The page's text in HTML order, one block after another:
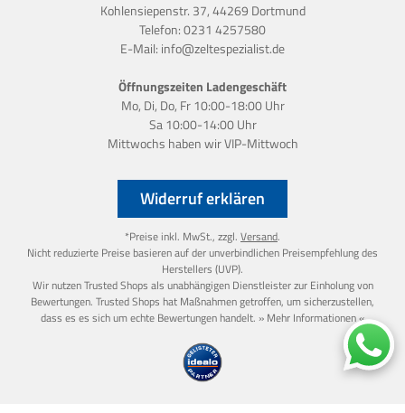
Widerruf erklären
*Preise inkl. MwSt., zzgl. Versand.
Nicht reduzierte Preise basieren auf der unverbindlichen Preisempfehlung des
Herstellers (UVP).
Wir nutzen Trusted Shops als unabhängigen Dienstleister zur Einholung von
Bewertungen. Trusted Shops hat Maßnahmen getroffen, um sicherzustellen,
dass es es sich um echte Bewertungen handelt. » Mehr Informationen «
Kohlensiepenstr. 37, 44269 Dortmund
Telefon:0231 4257580
E-Mail: info@zeltespezialist.de
Öffnungszeiten Ladengeschäft
Mo, Di, Do, Fr 10:00-18:00 Uhr
Sa 10:00-14:00 Uhr
Mittwochs haben wirVIP-Mittwoch